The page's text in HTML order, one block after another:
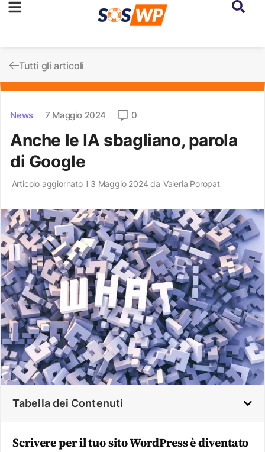
Tutti gli articoli
News 7 Maggio 2024 0
Anche le IA sbagliano, parola
di Google
Articolo aggiornato il 3 Maggio 2024 da Valeria Poropat
Tabella dei Contenuti
Scrivere per il tuo sito WordPress è diventato